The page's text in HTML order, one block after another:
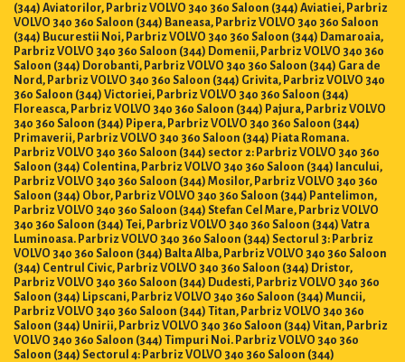
(344) Aviatorilor, Parbriz VOLVO 340 360 Saloon (344) Aviatiei, Parbriz
VOLVO 340 360 Saloon (344) Baneasa, Parbriz VOLVO 340 360 Saloon
(344) Bucurestii Noi, Parbriz VOLVO 340 360 Saloon (344) Damaroaia,
Parbriz VOLVO 340 360 Saloon (344) Domenii, Parbriz VOLVO 340 360
Saloon (344) Dorobanti, Parbriz VOLVO 340 360 Saloon (344) Gara de
Nord, Parbriz VOLVO 340 360 Saloon (344) Grivita, Parbriz VOLVO 340
360 Saloon (344) Victoriei, Parbriz VOLVO 340 360 Saloon (344)
Floreasca, Parbriz VOLVO 340 360 Saloon (344) Pajura, Parbriz VOLVO
340 360 Saloon (344) Pipera, Parbriz VOLVO 340 360 Saloon (344)
Primaverii, Parbriz VOLVO 340 360 Saloon (344) Piata Romana.
Parbriz VOLVO 340 360 Saloon (344) sector 2: Parbriz VOLVO 340 360
Saloon (344) Colentina, Parbriz VOLVO 340 360 Saloon (344) Iancului,
Parbriz VOLVO 340 360 Saloon (344) Mosilor, Parbriz VOLVO 340 360
Saloon (344) Obor, Parbriz VOLVO 340 360 Saloon (344) Pantelimon,
Parbriz VOLVO 340 360 Saloon (344) Stefan Cel Mare, Parbriz VOLVO
340 360 Saloon (344) Tei, Parbriz VOLVO 340 360 Saloon (344) Vatra
Luminoasa. Parbriz VOLVO 340 360 Saloon (344) Sectorul 3: Parbriz
VOLVO 340 360 Saloon (344) Balta Alba, Parbriz VOLVO 340 360 Saloon
(344) Centrul Civic, Parbriz VOLVO 340 360 Saloon (344) Dristor,
Parbriz VOLVO 340 360 Saloon (344) Dudesti, Parbriz VOLVO 340 360
Saloon (344) Lipscani, Parbriz VOLVO 340 360 Saloon (344) Muncii,
Parbriz VOLVO 340 360 Saloon (344) Titan, Parbriz VOLVO 340 360
Saloon (344) Unirii, Parbriz VOLVO 340 360 Saloon (344) Vitan, Parbriz
VOLVO 340 360 Saloon (344) Timpuri Noi. Parbriz VOLVO 340 360
Saloon (344) Sectorul 4: Parbriz VOLVO 340 360 Saloon (344)